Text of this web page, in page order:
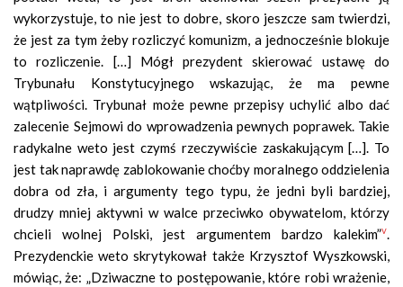
wykorzystuje, to nie jest to dobre, skoro jeszcze sam twierdzi,
że jest za tym żeby rozliczyć komunizm, a jednocześnie blokuje
to rozliczenie. […] Mógł prezydent skierować ustawę do
Trybunału Konstytucyjnego wskazując, że ma pewne
wątpliwości. Trybunał może pewne przepisy uchylić albo dać
zalecenie Sejmowi do wprowadzenia pewnych poprawek. Takie
radykalne weto jest czymś rzeczywiście zaskakującym […]. To
jest tak naprawdę zablokowanie choćby moralnego oddzielenia
dobra od zła, i argumenty tego typu, że jedni byli bardziej,
drudzy mniej aktywni w walce przeciwko obywatelom, którzy
chcieli wolnej Polski, jest argumentem bardzo kalekim”v.
Prezydenckie weto skrytykował także Krzysztof Wyszkowski,
mówiąc, że: „Dziwaczne to postępowanie, które robi wrażenie,